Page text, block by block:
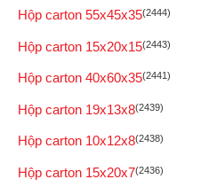
Hộp carton 55x45x35(2444)
Hộp carton 15x20x15(2443)
Hộp carton 40x60x35(2441)
Hộp carton 19x13x8(2439)
Hộp carton 10x12x8(2438)
Hộp carton 15x20x7(2436)